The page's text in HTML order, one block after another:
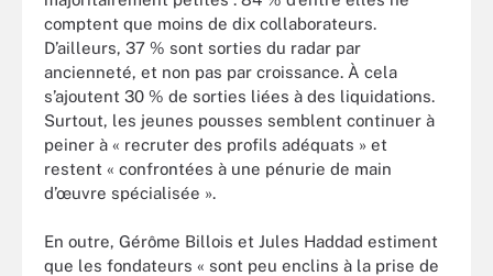
comptent que moins de dix collaborateurs.
D’ailleurs, 37 % sont sorties du radar par
ancienneté, et non pas par croissance. À cela
s’ajoutent 30 % de sorties liées à des liquidations.
Surtout, les jeunes pousses semblent continuer à
peiner à « recruter des profils adéquats » et
restent « confrontées à une pénurie de main
d’œuvre spécialisée ».
En outre, Gérôme Billois et Jules Haddad estiment
que les fondateurs « sont peu enclins à la prise de